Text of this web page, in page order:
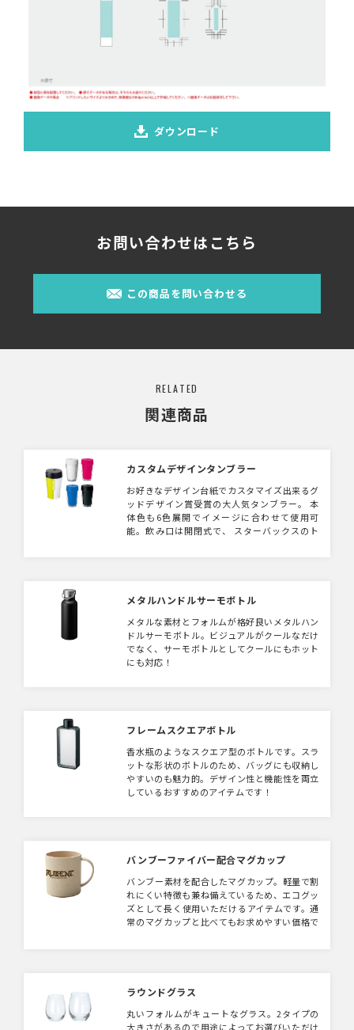
ダウンロード
お問い合わせはこちら
この商品を問い合わせる
RELATED
関連商品
カスタムデザインタンブラー
お好きなデザイン台紙でカスタマイズ出来るグ
ッドデザイン賞受賞の大人気タンブラー。 本
体色も6色展開でイメージに合わせて使用可
能。飲み口は開閉式で、 スターバックスのト
メタルハンドルサーモボトル
メタルな素材とフォルムが格好良いメタルハン
ドルサーモボトル。ビジュアルがクールなだけ
でなく、サーモボトルとしてクールにもホット
にも対応！
フレームスクエアボトル
香水瓶のようなスクエア型のボトルです。スラ
ットな形状のボトルのため、バッグにも収納し
やすいのも魅力的。デザイン性と機能性を両立
しているおすすめのアイテムです！
バンブーファイバー配合マグカップ
バンブー素材を配合したマグカップ。軽量で割
れにくい特徴も兼ね備えているため、エコグッ
ズとして長く使用いただけるアイテムです。通
常のマグカップと比べてもお求めやすい価格で
ラウンドグラス
丸いフォルムがキュートなグラス。2タイプの
大きさがあるので用途によってお選びいただけ